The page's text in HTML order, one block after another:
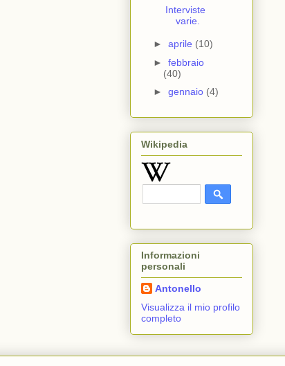
Interviste
varie.
► aprile (10)
► febbraio
(40)
► gennaio (4)
Wikipedia
Informazioni
personali
Antonello
Visualizza il mio profilo
completo